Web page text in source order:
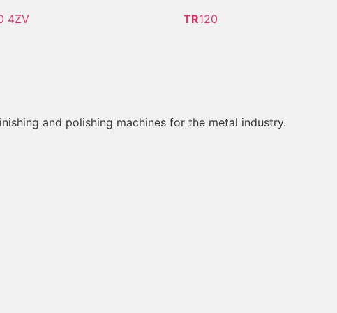
4ZV TR120
and polishing machines for the metal industry.